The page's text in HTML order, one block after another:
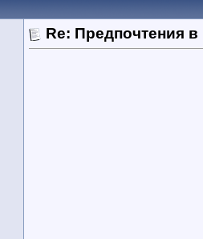
Re: Предпочтения